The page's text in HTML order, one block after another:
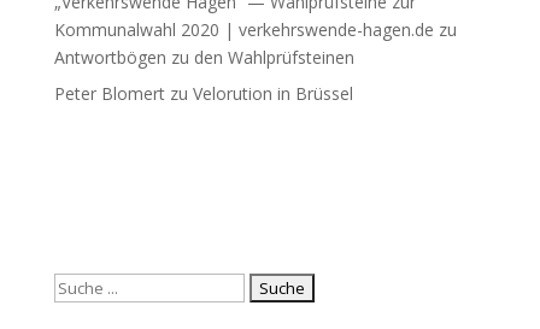
Kommunalwahl 2020 | verkehrswende-hagen.de zu
Antwortbögen zu den Wahlprüfsteinen
Peter Blomertzu Velorution in Brüssel
Suchen